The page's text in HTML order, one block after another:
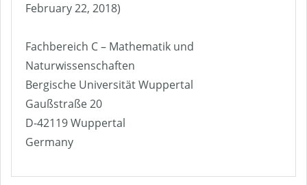
February 22, 2018)
Fachbereich C – Mathematik und
Naturwissenschaften
Bergische Universität Wuppertal
Gaußstraße 20
D-42119 Wuppertal
Germany